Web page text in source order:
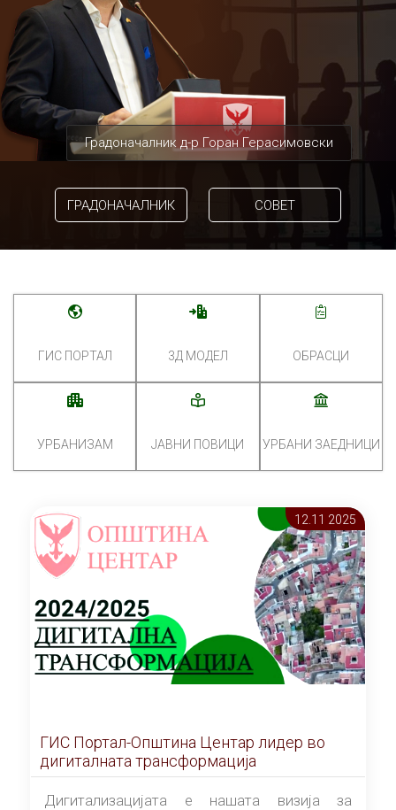
Градоначалник д-р Горан Герасимовски
ГРАДОНАЧАЛНИК СОВЕТ
ГИС ПОРТАЛ 3Д МОДЕЛ ОБРАСЦИ
УРБАНИЗАМ ЈАВНИ ПОВИЦИ УРБАНИ ЗАЕДНИЦИ
12.11 2025
ГИС Портал-Општина Центар лидер во
дигиталната трансформација
Дигитализацијата е нашата визија за